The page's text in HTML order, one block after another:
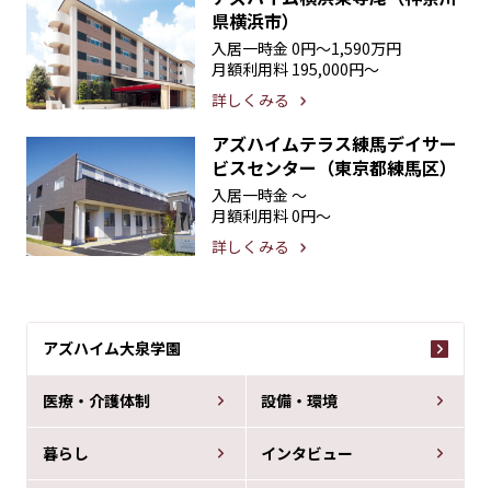
アズハイム大泉学園
医療・介護体制 設備・環境
暮らし インタビュー
県横浜市）
入居一時金 0円〜1,590万円
月額利用料 195,000円〜
詳しくみる
アズハイムテラス練馬デイサー
ビスセンター（東京都練馬区）
入居一時金 〜
月額利用料0円〜
詳しくみる